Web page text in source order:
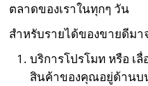
ตลาดของเราในทุกๆ วัน
สำหรับรายได้ของขายดีม
บริการโปรโมท หรือ เ
สินค้าของคุณอยู่ด้านบ